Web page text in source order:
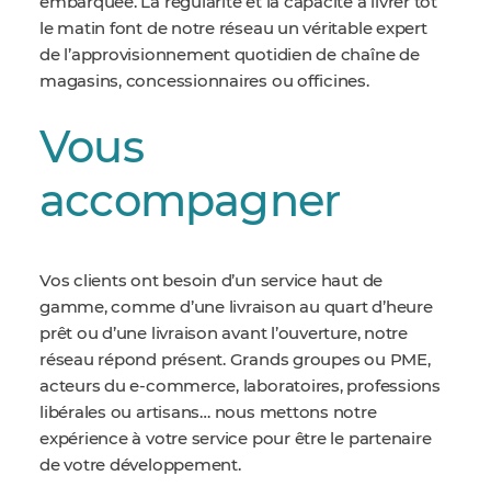
le matin font de notre réseau un véritable expert
de l’approvisionnement quotidien de chaîne de
magasins, concessionnaires ou officines.
Vous
accompagner
Vos clients ont besoin d’un service haut de
gamme, comme d’une livraison au quart d’heure
prêt ou d’une livraison avant l’ouverture, notre
réseau répond présent. Grands groupes ou PME,
acteurs du e-commerce, laboratoires, professions
libérales ou artisans… nous mettons notre
expérience à votre service pour être le partenaire
de votre développement.